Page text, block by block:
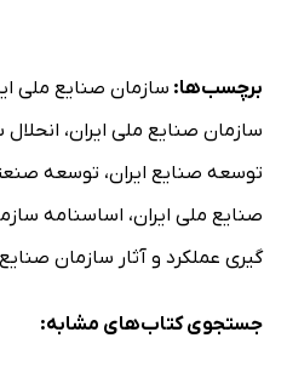
برچسب‌ها: سازمان صنایع ملی
سازمان صنایع ملی ایران،
توسعه صنایع ایران، توسعه
صنایع ملی ایران، اساسنامه
گیری عملکرد و آثار سازمان
جستجوی کتاب‌های مشابه: